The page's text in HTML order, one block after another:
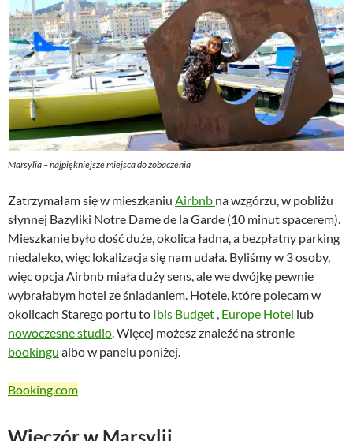
Marsylia – najpiękniejsze miejsca do zobaczenia
Zatrzymałam się w mieszkaniu Airbnb na wzgórzu, w pobliżu
słynnej Bazyliki Notre Dame de la Garde (10 minut spacerem).
Mieszkanie było dość duże, okolica ładna, a bezpłatny parking
niedaleko, więc lokalizacja się nam udała. Byliśmy w 3 osoby,
więc opcja Airbnb miała duży sens, ale we dwójkę pewnie
wybrałabym hotel ze śniadaniem. Hotele, które polecam w
okolicach Starego portu to Ibis Budget , Europe Hotel lub
nowoczesne studio. Więcej możesz znaleźć na stronie
bookingu albo w panelu poniżej.
Booking.com